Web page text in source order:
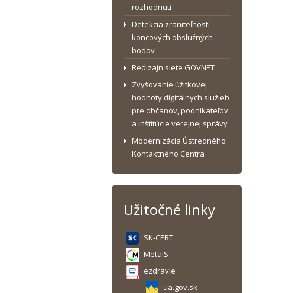
rozhodnutí
Detekcia zraniteľnosti
koncových obslužných
bodov
Redizajn siete GOVNET
Zvyšovanie úžitkovej
hodnoty digitálnych služieb
pre občanov, podnikateľov
a inštitúcie verejnej správy
Modernizácia Ústredného
Kontaktného Centra
Užitočné linky
SK-CERT
MetaIS
ezdravie
ua.gov.sk